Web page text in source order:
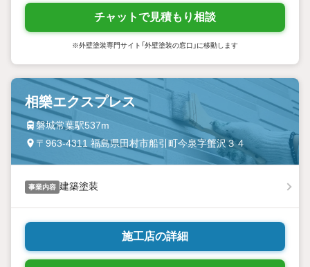
チャットで見積もり相談
※外壁塗装専門サイト「外壁塗装の窓口」に移動します
相樂エクスプレス
磐城常葉駅537m
〒963-4311 福島県田村市船引町今泉字蟹沢３４
事業内容 建築塗装
施工店の詳細